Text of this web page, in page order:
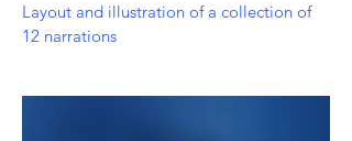
Layout and illustration of a collection of
12 narrations